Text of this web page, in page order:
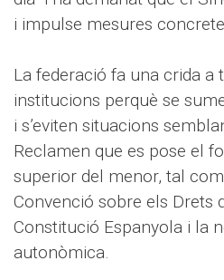
i impulse mesures
La federació fa una crida a
institucions perquè se
i s’eviten situacions
Reclamen que es pose el
superior del menor, tal
Convenció sobre els Drets
Constitució Espanyola i la
autonòmica.